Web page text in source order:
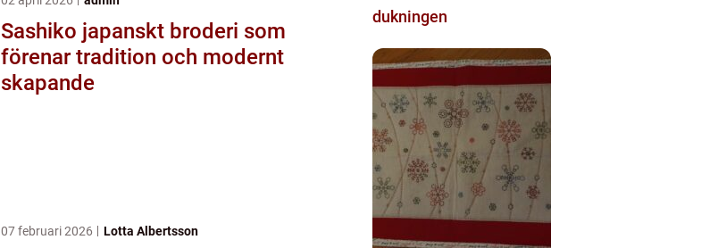
Sashiko japanskt broderi som
förenar tradition och modernt
skapande
07 februari 2026 Lotta Albertsson
dukningen